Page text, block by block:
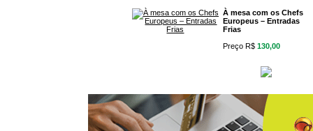
À mesa com os Chefs
Europeus – Entradas
Frias
Preço R$ 130,00